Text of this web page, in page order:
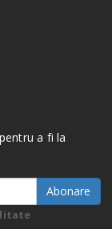
a fi la
Abonare